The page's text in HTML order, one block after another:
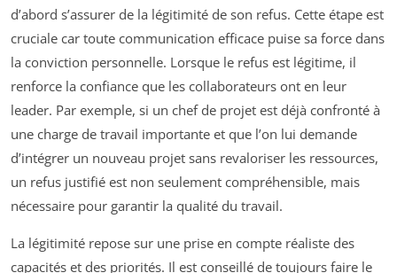
d’abord s’assurer de la légitimité de son refus. Cette étape est
cruciale car toute communication efficace puise sa force dans
la conviction personnelle. Lorsque le refus est légitime, il
renforce la confiance que les collaborateurs ont en leur
leader. Par exemple, si un chef de projet est déjà confronté à
une charge de travail importante et que l’on lui demande
d’intégrer un nouveau projet sans revaloriser les ressources,
un refus justifié est non seulement compréhensible, mais
nécessaire pour garantir la qualité du travail.
La légitimité repose sur une prise en compte réaliste des
capacités et des priorités. Il est conseillé de toujours faire le